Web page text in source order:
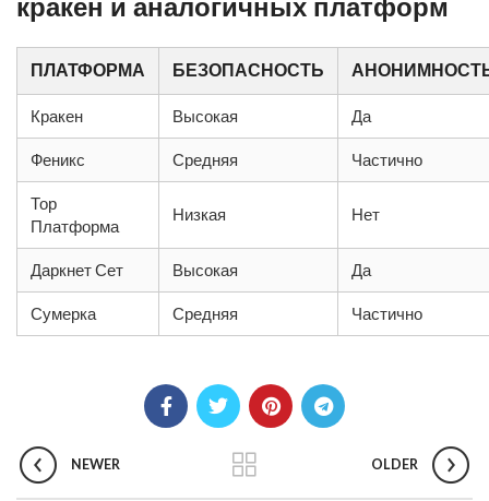
ПЛАТФОРМА БЕЗОПАСНОСТЬ
Кракен Высокая Да
Феникс Средняя Частично
Тор
Платформа
Низкая Нет
Даркнет Сет Высокая Да
Сумерка Средняя Частично
NEWER OLDER